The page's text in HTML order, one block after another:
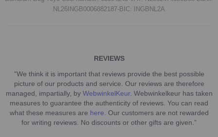
NL26INGB0006882187-BIC: INGBNL2A
REVIEWS
“We think it is important that reviews provide the best possible
picture of our products and service. Our reviews are therefore
managed, impartially, by WebwinkelKeur. Webwinkelkeur has taken
measures to guarantee the authenticity of reviews. You can read
what these measures are here . Our customers are not rewarded
for writing reviews. No discounts or other gifts are given.”